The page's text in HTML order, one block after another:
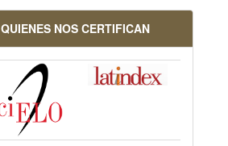
QUIENES NOS CERTIFICAN